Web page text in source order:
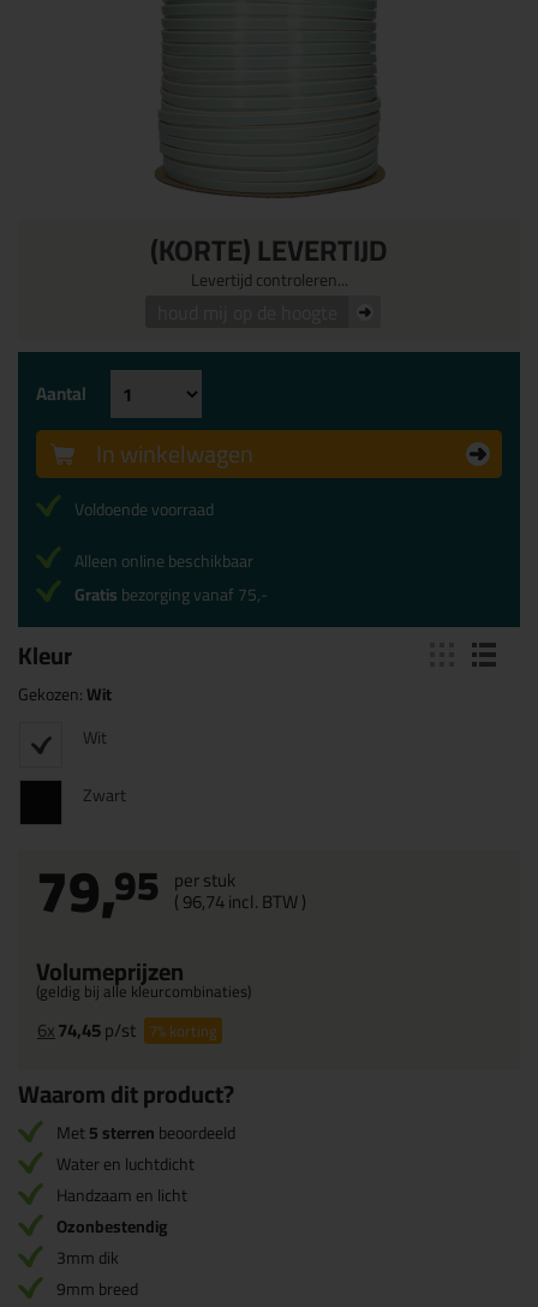
(KORTE) LEVERTIJD
Levertijd controleren...
Kleur
Gekozen:Wit
Wit
Zwart
79,95 per stuk
(96,74incl. BTW )
Volumeprijzen
(geldig bij alle kleurcombinaties)
6x74,45p/st 7%korting
Aantal
In winkelwagen
Voldoende voorraad
Alleen online beschikbaar
Gratisbezorging vanaf 75,-
Waarom dit product?
Met5 sterrenbeoordeeld
Water en luchtdicht
Handzaam en licht
Ozonbestendig
3mm dik
9mm breed